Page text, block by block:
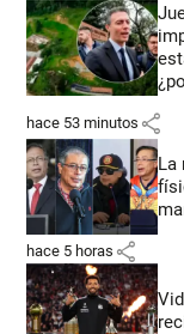
hace 53 minutos share
La
hace 5 horas share